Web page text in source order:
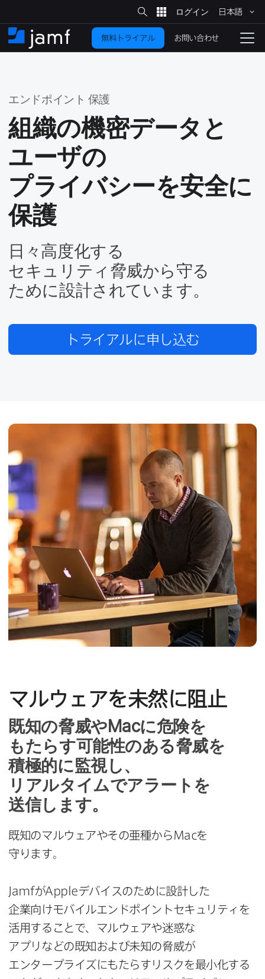
イ
ン
コ
ツ
​
移
動
サ
イ
ト
検
索
日本語
ホ
ー
ナ
え
無料トライアル お問い合わせ
エンドポイント 保護
組織の​機密​データと​
ユーザの​
プライバシーを​安全に​
保護
日々​高度化する​
セキュリティ脅威から​守る​
ために​設計されています。
トライアルに​申し込む
マルウェアを​未然に​阻止
既知の​脅威やMacに​危険を​
もたらす​可能性の​ある​脅威を​
積極的に​監視し、​
リアルタイムで​アラートを​
送信します。
既知の​マルウェアや​その​亜種から Macを​
守ります。
JamfがAppleデバイスの​ために​設計した​
企業向けモバイルエンドポイントセキュリティを​
活用する​ことで、​マルウェアや​迷惑な​
アプリなどの​既知および​未知の​脅威が​
エンタープライズにもたらすリスクを​最小化する​